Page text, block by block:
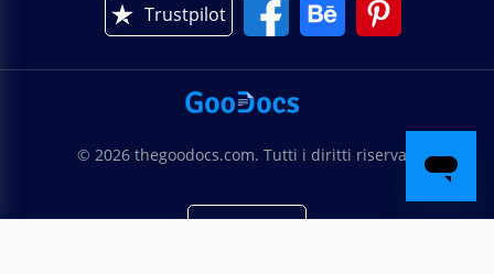
Trustpilot
© 2026 thegoodocs.com. Tutti i diritti riservati
Italiano